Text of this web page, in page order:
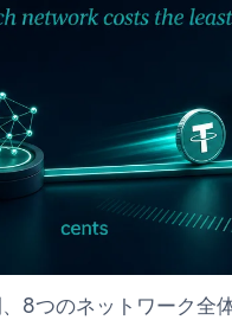
8つのネットワーク全